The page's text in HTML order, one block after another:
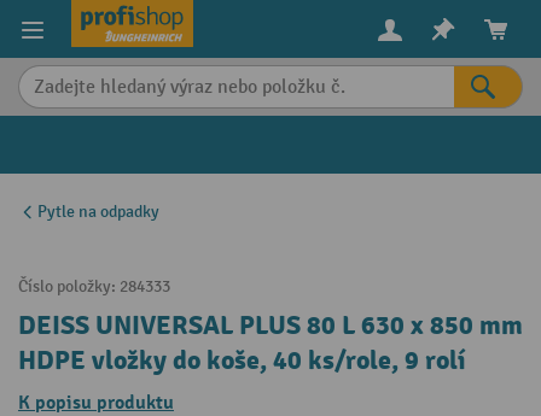
content
Pytle na odpadky
Číslo položky: 284333
DEISS UNIVERSAL PLUS 80 L 630 x 850 mm
HDPE vložky do koše, 40 ks/role, 9 rolí
K popisu produktu